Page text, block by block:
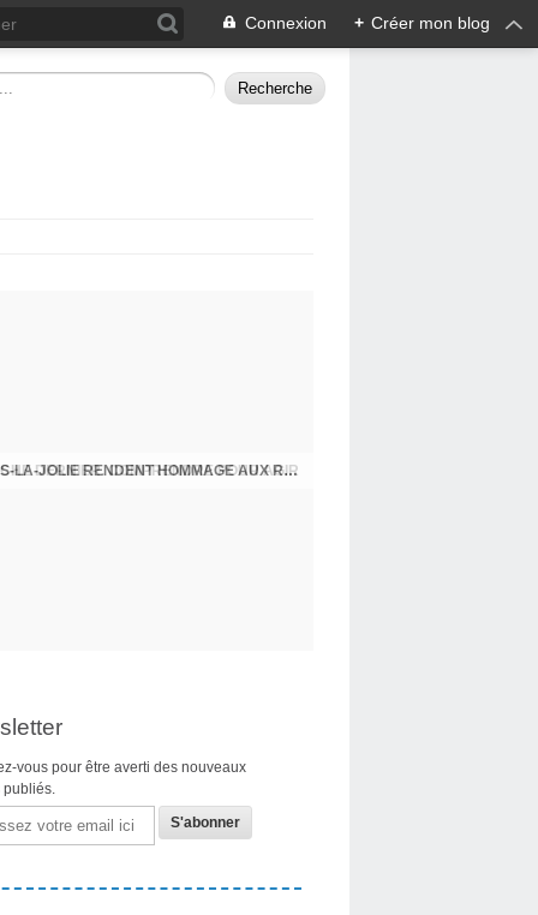
Connexion + Créer mon blog
DERNIER. COMPRENDRE POUR AGIR
vous pour être averti des nouveaux
publiés.